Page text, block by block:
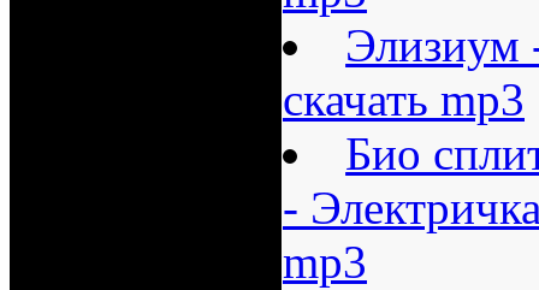
Элизиум
скачать mp3
Био
-
mp3